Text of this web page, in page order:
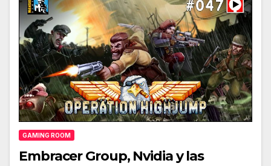
GAMING ROOM
Embracer Group, Nvidia y las